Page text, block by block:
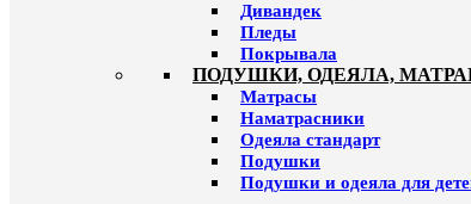
Дивандек
Пледы
Покрывала
ПОДУШКИ, ОДЕЯЛА,
Матрасы
Наматрасники
Одеяла стандарт
Подушки
Подушки и одеяла для